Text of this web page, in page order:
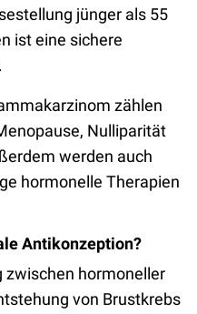
jünger als 55
ist eine sichere
zählen
Nulliparität
werden auch
hormonelle Therapien
Antikonzeption?
zwischen hormoneller
von Brustkrebs